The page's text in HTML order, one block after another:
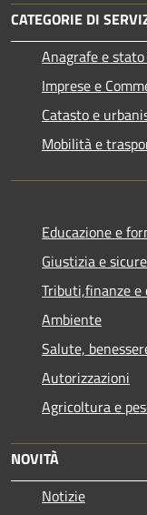
CATEGORIE DI
Anagrafe e
Imprese e
Catasto e
Mobilità e
Educazione e
Giustizia e
Tributi,finanze
Ambiente
Salute,
Autorizzazioni
Agricoltura e
NOVITÀ
Notizie